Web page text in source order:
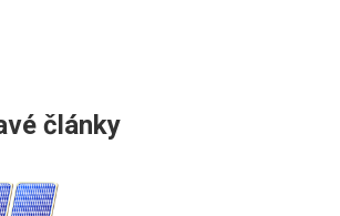
články